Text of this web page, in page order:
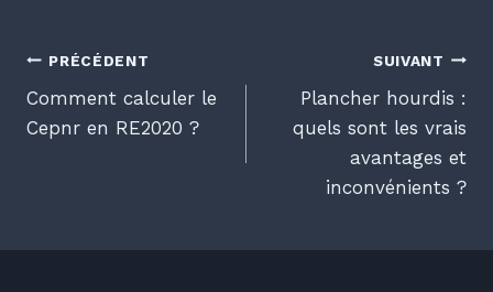
Navigation
de
PRÉCÉDENT
Comment calculer le
Cepnr en RE2020 ?
SUIVANT
Plancher hourdis :
quels sont les vrais
avantages et
inconvénients ?